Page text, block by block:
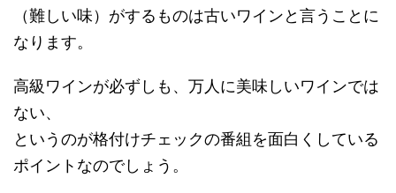
（難しい味）がするものは古いワインと言うことに
なります。
高級ワインが必ずしも、万人に美味しいワインでは
ない、
というのが格付けチェックの番組を面白くしている
ポイントなのでしょう。